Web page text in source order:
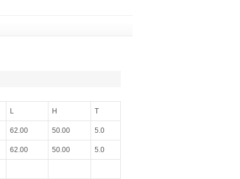
L H T
62.00 50.00 5.0
62.00 50.00 5.0